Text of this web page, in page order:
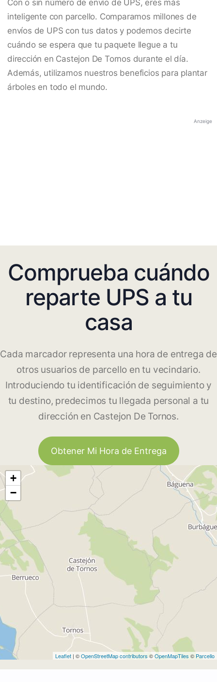
Con o sin número de envío de UPS, eres más
inteligente con parcello. Comparamos millones de
envíos de UPS con tus datos y podemos decirte
cuándo se espera que tu paquete llegue a tu
dirección en Castejon De Tornos durante el día.
Además, utilizamos nuestros beneficios para plantar
árboles en todo el mundo.
Anzeige
Comprueba cuándo
reparte UPS a tu
casa
Cada marcador representa una hora de entrega de
otros usuarios de parcello en tu vecindario.
Introduciendo tu identificación de seguimiento y
tu destino, predecimos tu llegada personal a tu
dirección en Castejon De Tornos.
Obtener Mi Hora de Entrega
+
−
Leaflet | ©OpenStreetMap contributors ©OpenMapTiles © Parcello